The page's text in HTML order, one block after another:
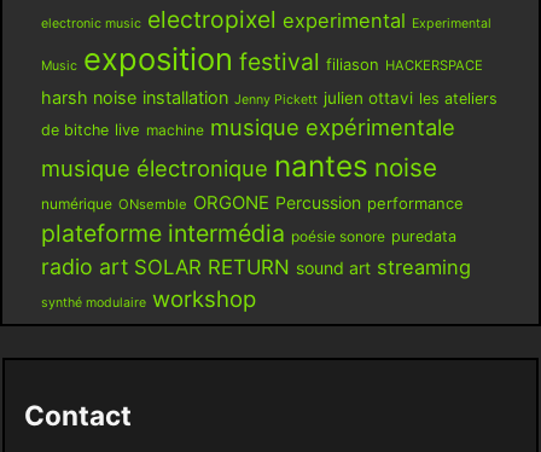
electronic music electropixel experimental Experimental
Music exposition festival filiason HACKERSPACE
harsh noise installation Jenny Pickett julien ottavi les ateliers
de bitche live machine musique expérimentale
musique électronique nantes noise
numérique ONsemble ORGONE Percussion performance
plateforme intermédia poésie sonore puredata
radio art SOLAR RETURN sound art streaming
synthé modulaire workshop
Contact